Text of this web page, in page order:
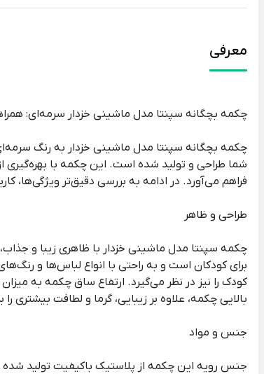
معرفی
چکمه بچگانه سپنتا مدل ماشینی خزدار سرمه‌ای:
چکمه بچگانه سپنتا مدل ماشینی خزدار به رنگ
شما طراحی و تولید شده است. این چکمه با بهره‌گیری
فراهم می‌آورد. در ادامه به بررسی دقیق‌تر ویژگی‌ها،
طراحی و ظاهر
چکمه سپنتا مدل ماشینی خزدار با ظاهری زیبا و
برای کودکان است و به راحتی با انواع لباس‌ها و
بالایی چکمه، علاوه بر زیبایی، گرما و لطافت بیشتری را
جنس و مواد
جنس رویه این چکمه از پلاستیک باکیفیت تولید